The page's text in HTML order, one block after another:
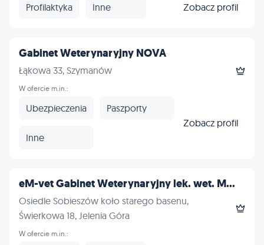
Profilaktyka Inne Zobacz profil
Gabinet Weterynaryjny NOVA
Łąkowa 33, Szymanów
W ofercie m.in.:
Ubezpieczenia Paszporty
Inne
Zobacz profil
eM-vet Gabinet Weterynaryjny lek. wet. M...
Osiedle Sobieszów koło starego basenu,
Świerkowa 18, Jelenia Góra
W ofercie m.in.: